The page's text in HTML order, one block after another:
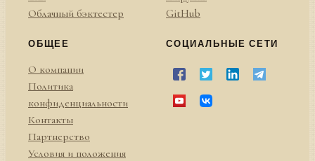
Облачный бэктестер
GitHub
ОБЩЕЕ
О компании
Политика
конфиденциальности
Контакты
Партнерство
Условия и положения
СОЦИАЛЬНЫЕ СЕТИ